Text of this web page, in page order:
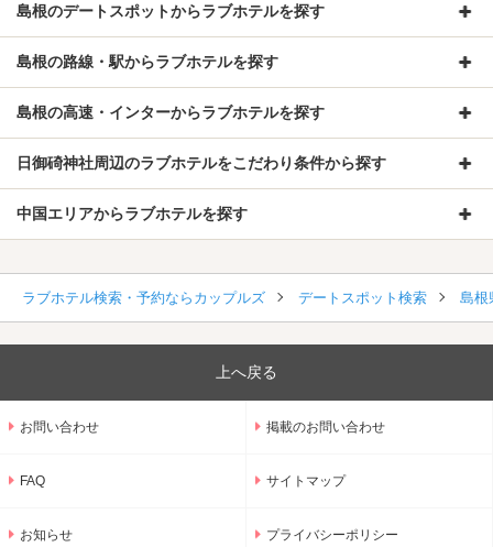
島根のデートスポットからラブホテルを探す
島根の路線・駅からラブホテルを探す
島根の高速・インターからラブホテルを探す
日御碕神社周辺のラブホテルをこだわり条件から探す
中国エリアからラブホテルを探す
ラブホテル検索・予約ならカップルズ デートスポット検索 島根
上へ戻る
お問い合わせ 掲載のお問い合わせ
FAQ サイトマップ
お知らせ プライバシーポリシー